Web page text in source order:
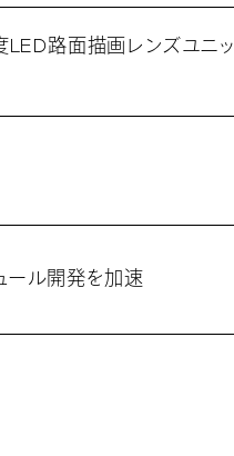
LED路面描画レンズユニッ
ール開発を加速